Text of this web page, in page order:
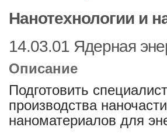
Нанотехнологии и
14.03.01 Ядерная
Описание
Подготовить
производства
наноматериалов для